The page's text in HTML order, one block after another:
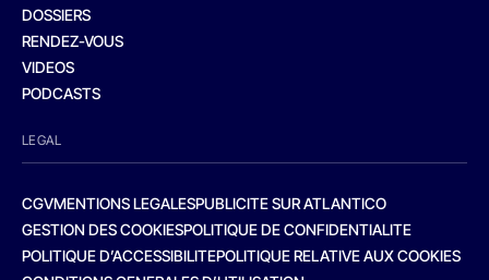
DOSSIERS
RENDEZ-VOUS
VIDEOS
PODCASTS
LEGAL
CGVMENTIONS LEGALESPUBLICITE SUR ATLANTICO
GESTION DES COOKIESPOLITIQUE DE CONFIDENTIALITE
POLITIQUE D’ACCESSIBILITEPOLITIQUE RELATIVE AUX COOKIES